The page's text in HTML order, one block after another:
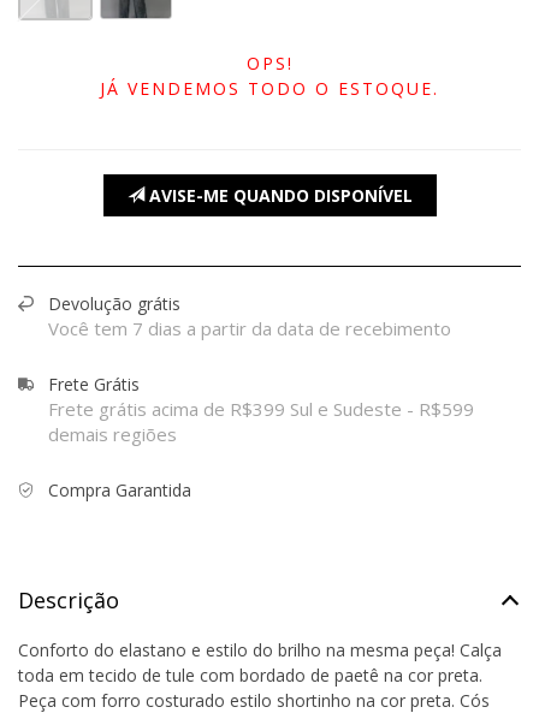
OPS!
JÁ VENDEMOS TODO O ESTOQUE.
AVISE-ME QUANDO DISPONÍVEL
Devolução grátis
Você tem 7 dias a partir da data de recebimento
Frete Grátis
Frete grátis acima de R$399 Sul e Sudeste - R$599
demais regiões
Compra Garantida
Descrição
Conforto do elastano e estilo do brilho na mesma peça! Calça
toda em tecido de tule com bordado de paetê na cor preta.
Peça com forro costurado estilo shortinho na cor preta. Cós